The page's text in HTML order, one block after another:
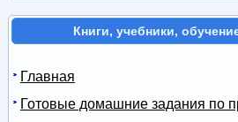
Книги, учебники,
Главная
Готовые домашние задания по